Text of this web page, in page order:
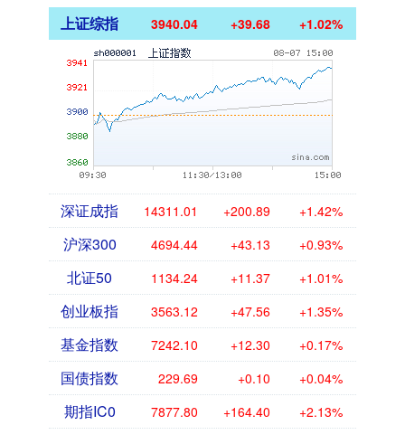
上证综指 3940.04 +39.68 +1.02%
深证成指 14311.01 +200.89 +1.42%
沪深300 4694.44 +43.13 +0.93%
北证50 1134.24 +11.37 +1.01%
创业板指 3563.12 +47.56 +1.35%
基金指数 7242.10 +12.30 +0.17%
国债指数 229.69 +0.10 +0.04%
期指IC0 7877.80 +164.40 +2.13%